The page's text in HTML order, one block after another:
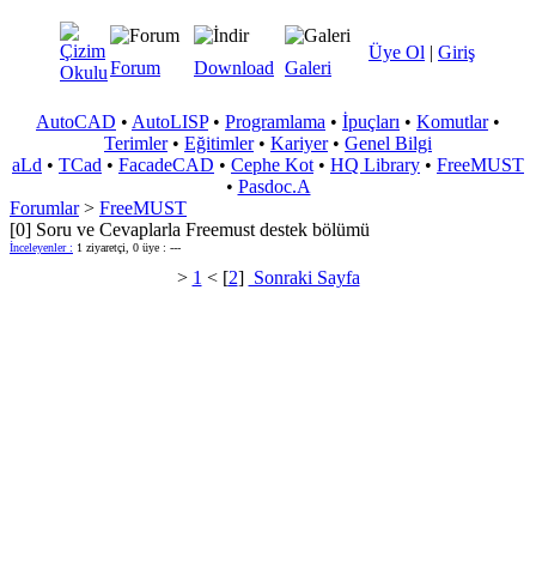
Üye Ol | Giriş
Forum Download Galeri
AutoCAD • AutoLISP• Programlama • İpuçları • Komutlar•
Terimler• Eğitimler• Kariyer• Genel Bilgi
aLd • TCad • FacadeCAD • Cephe Kot • HQ Library • FreeMUST
• Pasdoc.A
Forumlar> FreeMUST
[0] Soru ve Cevaplarla Freemust destek bölümü
İnceleyenler : 1 ziyaretçi, 0 üye : ---
> 1 < [2] Sonraki Sayfa